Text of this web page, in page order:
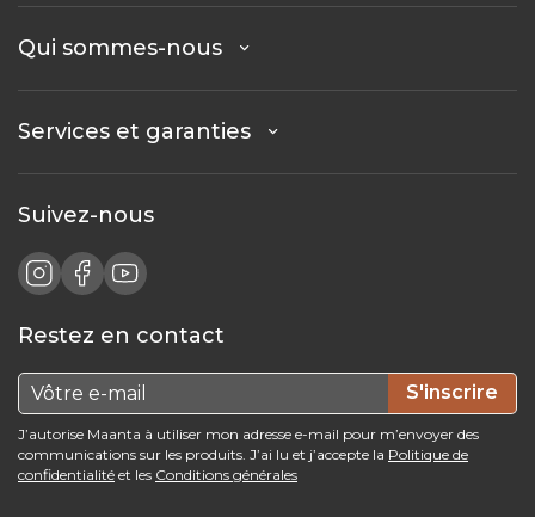
Qui sommes-nous
Services et garanties
Suivez-nous
Restez en contact
S'inscrire
J’autorise Maanta à utiliser mon adresse e-mail pour m’envoyer des
communications sur les produits. J’ai lu et j’accepte la Politique de
confidentialité et les Conditions générales